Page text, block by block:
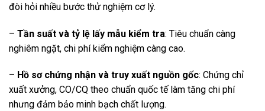
đòi hỏi nhiều bước thử nghiệm cơ lý.
– Tần suất và tỷ lệ lấy mẫu kiểm tra: Tiêu chuẩn càng
nghiêm ngặt, chi phí kiểm nghiệm càng cao.
– Hồ sơ chứng nhận và truy xuất nguồn gốc: Chứng chỉ
xuất xưởng, CO/CQ theo chuẩn quốc tế làm tăng chi phí
nhưng đảm bảo minh bạch chất lượng.